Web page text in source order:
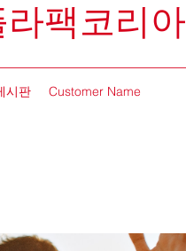
플라팩코리아
시판 Customer Name